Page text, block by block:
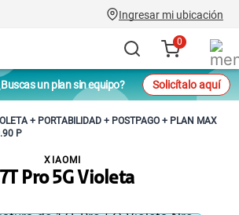
Ingresar mi ubicación
0
un plan sin equipo? Solicítalo aquí
+ PORTABILIDAD + POSTPAGO + PLAN MAX
P
Pro 5G Violeta
XIAOMI